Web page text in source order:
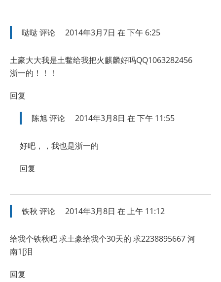
哒哒评论 2014年3月7日 在 下午 6:25
土豪大大我是土鳖给我把火麒麟好吗QQ1063282456
浙一的！！！
回复
陈旭评论 2014年3月8日 在 下午 11:55
好吧，，我也是浙一的
回复
铁秋 评论 2014年3月8日 在 上午 11:12
给我个铁秋吧 求土豪给我个30天的 求2238895667 河
南1[泪
回复